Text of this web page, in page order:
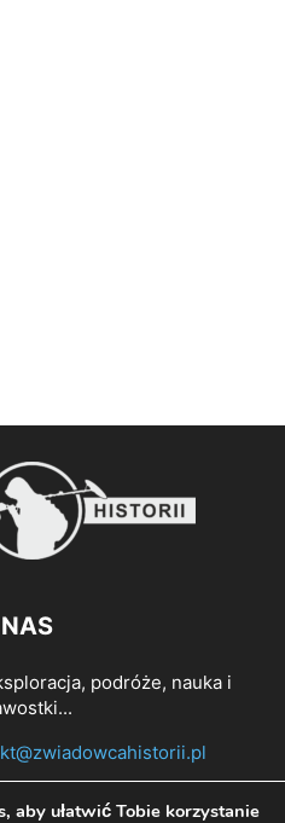
podróże, nauka i
aby ułatwić Tobie korzystanie